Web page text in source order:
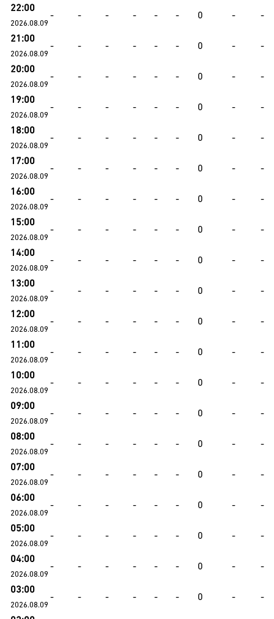
22:00
2026.08.09
- - - - - - 0 - -
21:00
2026.08.09
- - - - - - 0 - -
20:00
2026.08.09
- - - - - - 0 - -
19:00
2026.08.09
- - - - - - 0 - -
18:00
2026.08.09
- - - - - - 0 - -
17:00
2026.08.09
- - - - - - 0 - -
16:00
2026.08.09
- - - - - - 0 - -
15:00
2026.08.09
- - - - - - 0 - -
14:00
2026.08.09
- - - - - - 0 - -
13:00
2026.08.09
- - - - - - 0 - -
12:00
2026.08.09
- - - - - - 0 - -
11:00
2026.08.09
- - - - - - 0 - -
10:00
2026.08.09
- - - - - - 0 - -
09:00
2026.08.09
- - - - - - 0 - -
08:00
2026.08.09
- - - - - - 0 - -
07:00
2026.08.09
- - - - - - 0 - -
06:00
2026.08.09
- - - - - - 0 - -
05:00
2026.08.09
- - - - - - 0 - -
04:00
2026.08.09
- - - - - - 0 - -
03:00
2026.08.09
- - - - - - 0 - -